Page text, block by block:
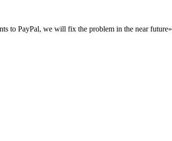
to PayPal, we will fix the problem in the near future»